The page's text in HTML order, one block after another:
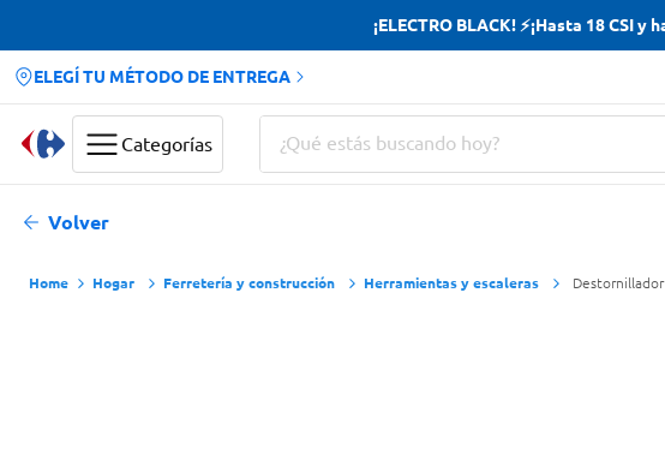
¡ELECTRO BLACK! ⚡¡Hasta 18 CSI
ELEGÍ TU MÉTODO DE ENTREGA
Categorías
¿Qué estás buscando hoy?
Volver
Hogar Ferretería y construcción Herramientas y escaleras
Términos más buscados